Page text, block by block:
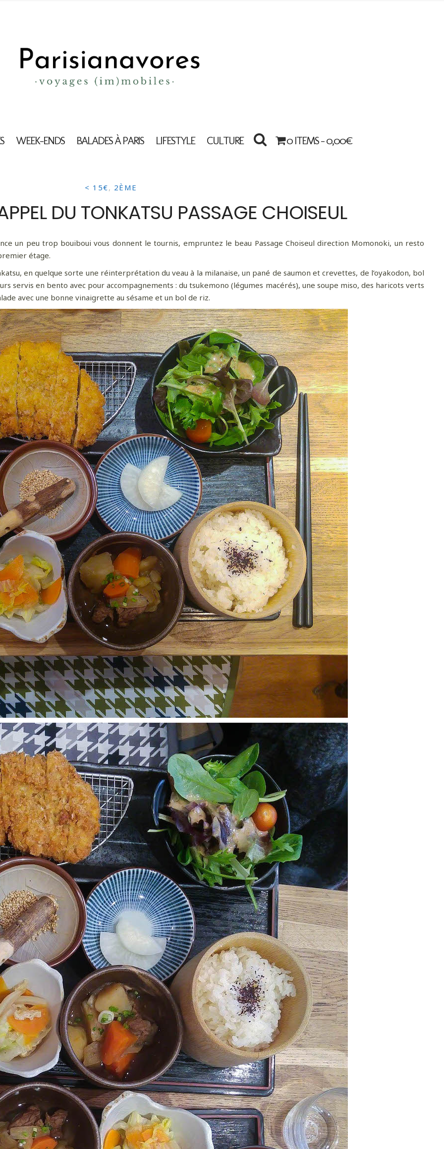
WEEK-ENDS BALADES À PARIS LIFESTYLE CULTURE 0 ITEMS -0,00€
< 15€, 2ÈME
DU TONKATSU PASSAGE CHOISEUL
un peu trop bouiboui vous donnent le tournis, empruntez le beau Passage Choiseul direction Momonoki, un resto
étage.
en quelque sorte une réinterprétation du veau à la milanaise, un pané de saumon et crevettes, de l’oyakodon, bol
servis en bento avec pour accompagnements : du tsukemono (légumes macérés), une soupe miso, des haricots verts
avec une bonne vinaigrette au sésame et un bol de riz.
davantage de bonnes adresses, de voyages au coin de la
rue et au bout du monde,suivez-moi sur Instagram!